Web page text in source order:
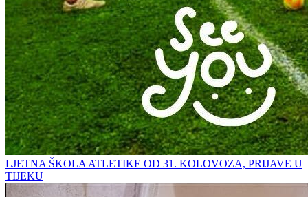
LJETNA ŠKOLA ATLETIKE OD 31. KOLOVOZA, PRIJAVE U
TIJEKU